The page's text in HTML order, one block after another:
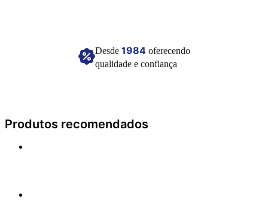
Conservar em local seco e fresco.
Desde 1984oferecendo
qualidade e confiança
Produtos recomendados